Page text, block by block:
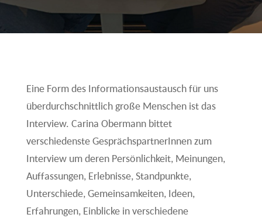
Eine Form des Informationsaustausch für uns
überdurchschnittlich große Menschen ist das
Interview. Carina Obermann bittet
verschiedenste GesprächspartnerInnen zum
Interview um deren Persönlichkeit, Meinungen,
Auffassungen, Erlebnisse, Standpunkte,
Unterschiede, Gemeinsamkeiten, Ideen,
Erfahrungen, Einblicke in verschiedene